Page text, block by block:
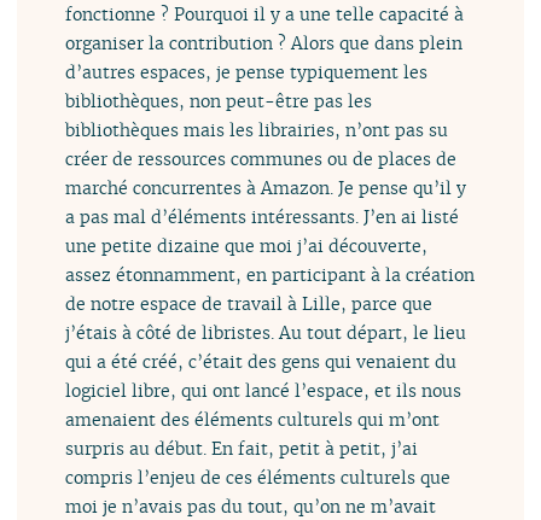
fonctionne ? Pourquoi il y a une telle capacité à
organiser la contribution ? Alors que dans plein
d’autres espaces, je pense typiquement les
bibliothèques, non peut-être pas les
bibliothèques mais les librairies, n’ont pas su
créer de ressources communes ou de places de
marché concurrentes à Amazon. Je pense qu’il y
a pas mal d’éléments intéressants. J’en ai listé
une petite dizaine que moi j’ai découverte,
assez étonnamment, en participant à la création
de notre espace de travail à Lille, parce que
j’étais à côté de libristes. Au tout départ, le lieu
qui a été créé, c’était des gens qui venaient du
logiciel libre, qui ont lancé l’espace, et ils nous
amenaient des éléments culturels qui m’ont
surpris au début. En fait, petit à petit, j’ai
compris l’enjeu de ces éléments culturels que
moi je n’avais pas du tout, qu’on ne m’avait